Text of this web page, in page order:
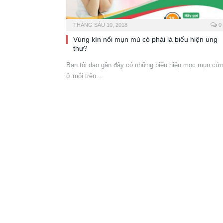
THÁNG SÁU 10, 2018 0
Vùng kín nổi mụn mủ có phải là biểu hiện ung
thư?
Bạn tôi dạo gần đây có những biểu hiện mọc mụn
ở môi trên…